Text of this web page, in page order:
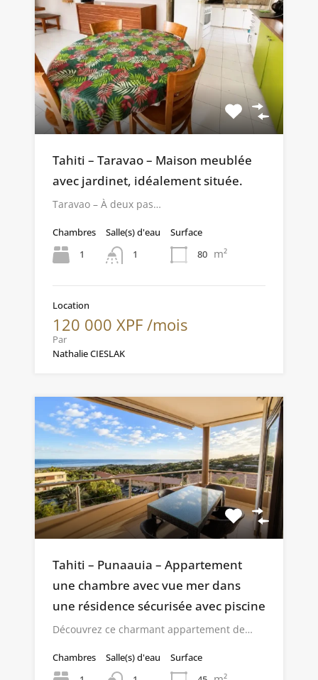
Tahiti – Taravao – Maison meublée
avec jardinet, idéalement située.
Taravao – À deux pas…
Chambres
1
Salle(s) d'eau
1
Surface
80 m²
Location
120 000 XPF /mois
Par
Nathalie CIESLAK
Tahiti – Punaauia – Appartement
une chambre avec vue mer dans
une résidence sécurisée avec piscine
Découvrez ce charmant appartement de…
Chambres
Salle(s) d'eau
Surface